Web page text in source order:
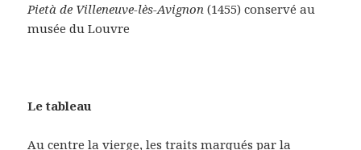
Pietà de Villeneuve-lès-Avignon(1455) conservé au
musée du Louvre
Le tableau
Au centre la vierge, les traits marqués par la